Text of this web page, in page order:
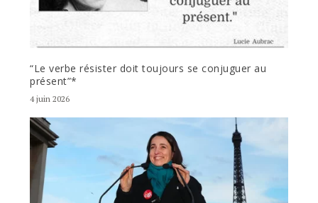
“Le verbe résister doit toujours se conjuguer au
présent”*
4 juin 2026